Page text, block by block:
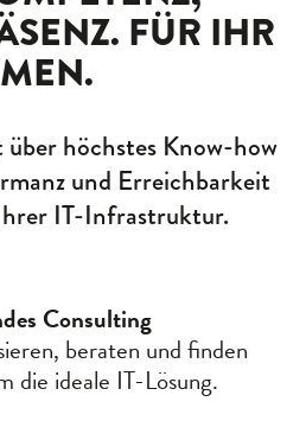
FÜR IHR
über höchstes Know-how
und Erreich­barkeit
IT-Infrastruktur.
Consulting
beraten und finden
die ideale IT-Lösung.